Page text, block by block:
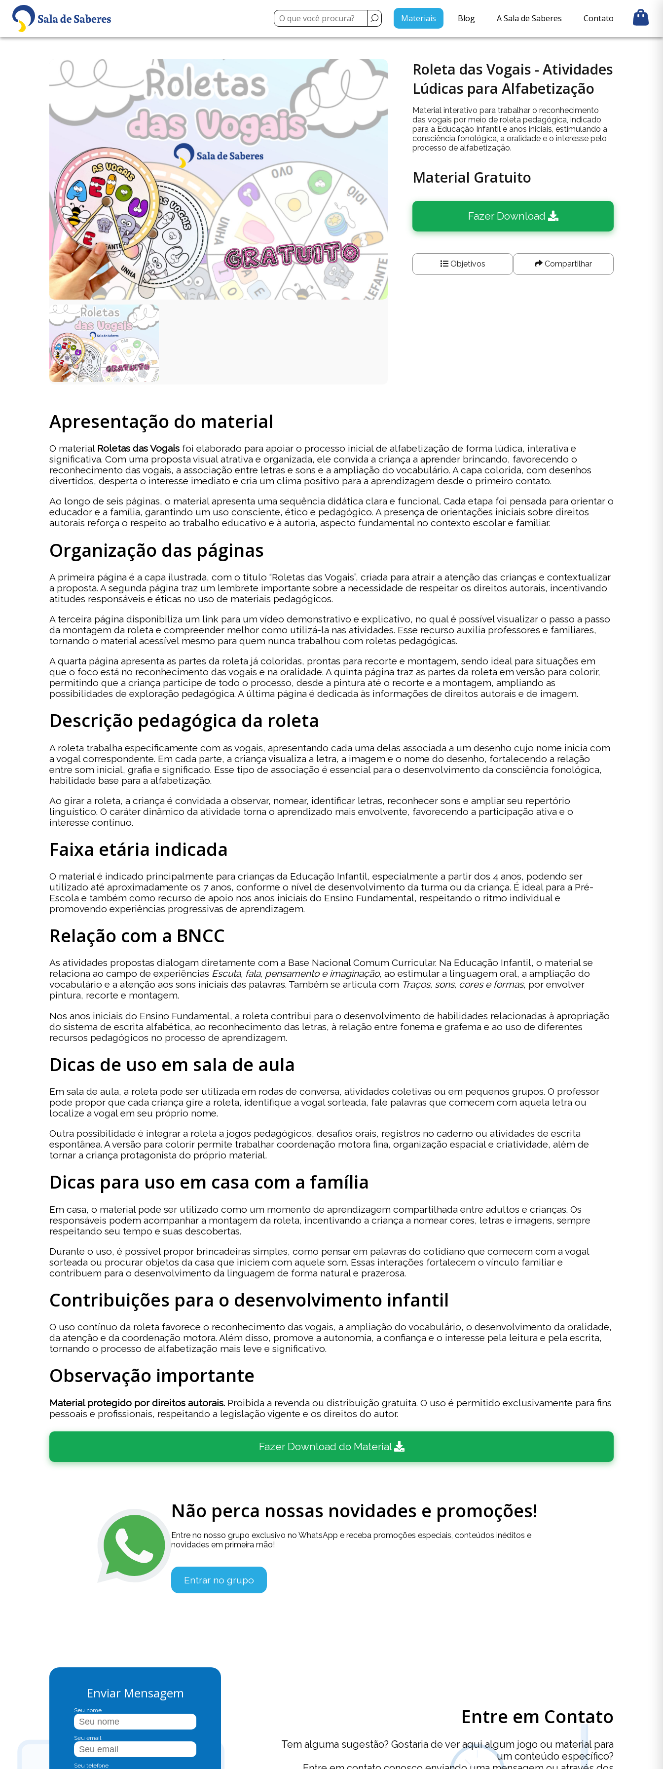
Materiais Blog A Sala de Saberes Contato
Roleta das Vogais - Atividades
Lúdicas para Alfabetização
Material interativo para trabalhar o reconhecimento
das vogais por meio de roleta pedagógica, indicado
para a Educação Infantil e anos iniciais, estimulando a
consciência fonológica, a oralidade e o interesse pelo
processo de alfabetização.
Material Gratuito
Fazer Download
Objetivos Compartilhar
Apresentação do material
O material Roletas das Vogais foi elaborado para apoiar o processo inicial de alfabetização de forma lúdica, interativa e
significativa. Com uma proposta visual atrativa e organizada, ele convida a criança a aprender brincando, favorecendo o
reconhecimento das vogais, a associação entre letras e sons e a ampliação do vocabulário. A capa colorida, com desenhos
divertidos, desperta o interesse imediato e cria um clima positivo para a aprendizagem desde o primeiro contato.
Ao longo de seis páginas, o material apresenta uma sequência didática clara e funcional. Cada etapa foi pensada para orientar o
educador e a família, garantindo um uso consciente, ético e pedagógico. A presença de orientações iniciais sobre direitos
autorais reforça o respeito ao trabalho educativo e à autoria, aspecto fundamental no contexto escolar e familiar.
Organização das páginas
A primeira página é a capa ilustrada, com o título “Roletas das Vogais”, criada para atrair a atenção das crianças e contextualizar
a proposta. A segunda página traz um lembrete importante sobre a necessidade de respeitar os direitos autorais, incentivando
atitudes responsáveis e éticas no uso de materiais pedagógicos.
A terceira página disponibiliza um link para um vídeo demonstrativo e explicativo, no qual é possível visualizar o passo a passo
da montagem da roleta e compreender melhor como utilizá-la nas atividades. Esse recurso auxilia professores e familiares,
tornando o material acessível mesmo para quem nunca trabalhou com roletas pedagógicas.
A quarta página apresenta as partes da roleta já coloridas, prontas para recorte e montagem, sendo ideal para situações em
que o foco está no reconhecimento das vogais e na oralidade. A quinta página traz as partes da roleta em versão para colorir,
permitindo que a criança participe de todo o processo, desde a pintura até o recorte e a montagem, ampliando as
possibilidades de exploração pedagógica. A última página é dedicada às informações de direitos autorais e de imagem.
Descrição pedagógica da roleta
A roleta trabalha especificamente com as vogais, apresentando cada uma delas associada a um desenho cujo nome inicia com
a vogal correspondente. Em cada parte, a criança visualiza a letra, a imagem e o nome do desenho, fortalecendo a relação
entre som inicial, grafia e significado. Esse tipo de associação é essencial para o desenvolvimento da consciência fonológica,
habilidade base para a alfabetização.
Ao girar a roleta, a criança é convidada a observar, nomear, identificar letras, reconhecer sons e ampliar seu repertório
linguístico. O caráter dinâmico da atividade torna o aprendizado mais envolvente, favorecendo a participação ativa e o
interesse contínuo.
Faixa etária indicada
O material é indicado principalmente para crianças da Educação Infantil, especialmente a partir dos 4 anos, podendo ser
utilizado até aproximadamente os 7 anos, conforme o nível de desenvolvimento da turma ou da criança. É ideal para a Pré-
Escola e também como recurso de apoio nos anos iniciais do Ensino Fundamental, respeitando o ritmo individual e
promovendo experiências progressivas de aprendizagem.
Relação com a BNCC
As atividades propostas dialogam diretamente com a Base Nacional Comum Curricular. Na Educação Infantil, o material se
relaciona ao campo de experiências Escuta, fala, pensamento e imaginação, ao estimular a linguagem oral, a ampliação do
vocabulário e a atenção aos sons iniciais das palavras. Também se articula com Traços, sons, cores e formas, por envolver
pintura, recorte e montagem.
Nos anos iniciais do Ensino Fundamental, a roleta contribui para o desenvolvimento de habilidades relacionadas à apropriação
do sistema de escrita alfabética, ao reconhecimento das letras, à relação entre fonema e grafema e ao uso de diferentes
recursos pedagógicos no processo de aprendizagem.
Dicas de uso em sala de aula
Em sala de aula, a roleta pode ser utilizada em rodas de conversa, atividades coletivas ou em pequenos grupos. O professor
pode propor que cada criança gire a roleta, identifique a vogal sorteada, fale palavras que comecem com aquela letra ou
localize a vogal em seu próprio nome.
Outra possibilidade é integrar a roleta a jogos pedagógicos, desafios orais, registros no caderno ou atividades de escrita
espontânea. A versão para colorir permite trabalhar coordenação motora fina, organização espacial e criatividade, além de
tornar a criança protagonista do próprio material.
Dicas para uso em casa com a família
Em casa, o material pode ser utilizado como um momento de aprendizagem compartilhada entre adultos e crianças. Os
responsáveis podem acompanhar a montagem da roleta, incentivando a criança a nomear cores, letras e imagens, sempre
respeitando seu tempo e suas descobertas.
Durante o uso, é possível propor brincadeiras simples, como pensar em palavras do cotidiano que comecem com a vogal
sorteada ou procurar objetos da casa que iniciem com aquele som. Essas interações fortalecem o vínculo familiar e
contribuem para o desenvolvimento da linguagem de forma natural e prazerosa.
Contribuições para o desenvolvimento infantil
O uso contínuo da roleta favorece o reconhecimento das vogais, a ampliação do vocabulário, o desenvolvimento da oralidade,
da atenção e da coordenação motora. Além disso, promove a autonomia, a confiança e o interesse pela leitura e pela escrita,
tornando o processo de alfabetização mais leve e significativo.
Observação importante
Material protegido por direitos autorais. Proibida a revenda ou distribuição gratuita. O uso é permitido exclusivamente para fins
pessoais e profissionais, respeitando a legislação vigente e os direitos do autor.
Fazer Download do Material
Não perca nossas novidades e promoções!
Entre no nosso grupo exclusivo no WhatsApp e receba promoções especiais, conteúdos inéditos e
novidades em primeira mão!
Entrar no grupo
Enviar Mensagem
Seu nome
Seu email
Seu telefone
Entre em Contato
Tem alguma sugestão? Gostaria de ver aqui algum jogo ou material para
um conteúdo específico?